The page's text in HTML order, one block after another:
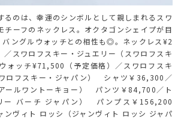
るのは、幸運のシンボルとして親しまれるスワ
チーフのネックレス。オクタゴンシェイプが目
ングルウォッチとの相性も◎。ネックレス¥2
スワロフスキー・ジュエリー（スワロフスキ
ォッチ¥71,500（予定価格）／スワロフスキ
ロフスキー・ジャパン） シャツ￥36,300／
ールワントーキョー） パンツ￥84,700／ト
ー バーチ ジャパン） パンプス￥156,200
ンヴィト ロッシ（ジャンヴィト ロッシ ジャパ